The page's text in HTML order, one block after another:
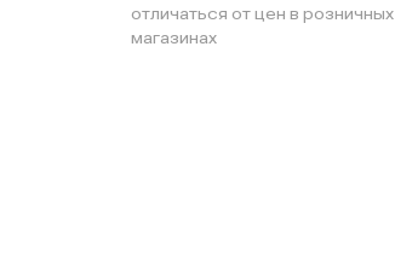
отличаться от цен в розничных
магазинах